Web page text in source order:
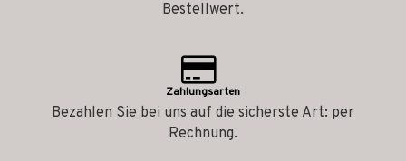
Bestellwert.
Zahlungsarten
Bezahlen Sie bei uns auf die sicherste Art: per
Rechnung.